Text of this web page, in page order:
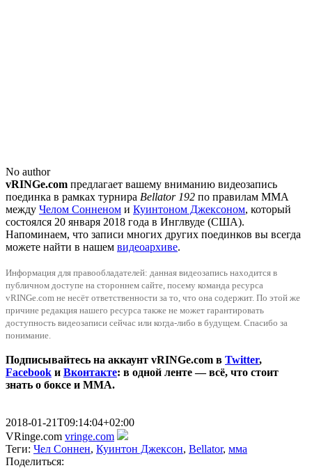
No author
vRINGe.com предлагает вашему вниманию видеозапись
поединка в рамках турнира Bellator 192 по правилам ММА
между Челом Сонненом и Куинтоном Джексоном, который
состоялся 20 января 2018 года в Инглвуде (США).
Напоминаем, что записи многих других поединков вы всегда
можете найти в нашем видеоархиве.
Информация для правообладателей: данная видеозапись находится в
публичном доступе на стороннем сайте, посему команда ресурса
vRINGe.com не несёт ответственности за то, что она содержит. По этой же
причинe редакция нашего ресурса также не может гарантировать
доступность видеозаписи сейчас или когда-либо в будущем. Спасибо за
понимание.
Подписывайтесь на аккаунт vRINGe.com в Twitter,
Facebook и Вконтакте: в одной ленте — всё, что стоит
знать о боксе и ММА.
2018-01-21T09:14:04+02:00
VRinge.com vringe.com
Теги: Чел Соннен, Куинтон Джексон, Bellator, мма
Поделиться: